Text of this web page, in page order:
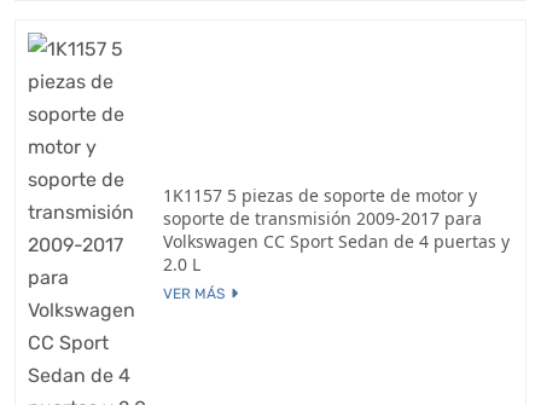
1K1157 5 piezas de soporte de motor y
soporte de transmisión 2009-2017 para
Volkswagen CC Sport Sedan de 4 puertas y
2.0 L
VER MÁS